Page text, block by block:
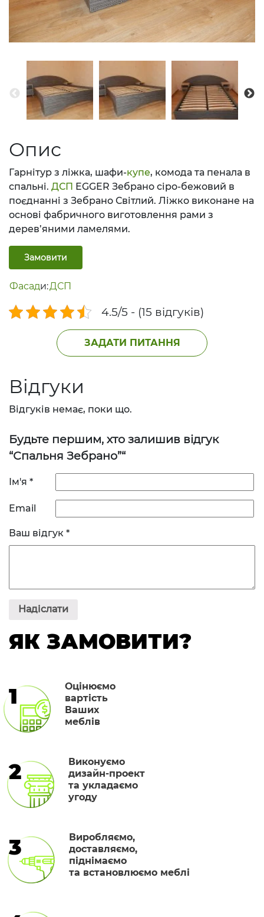
Опис
Гарнітур з ліжка, шафи-купе, комода та пенала в
спальні. ДСП EGGER Зебрано сіро-бежовий в
поєднанні з Зебрано Світлий. Ліжко виконане на
основі фабричного виготовлення рами з
дерев’яними ламелями.
Замовити
Фасади:ДСП
4.5/5 - (15 відгуків)
ЗАДАТИ ПИТАННЯ
Відгуки
Відгуків немає, поки що.
Будьте першим, хто залишив відгук
“Спальня Зебрано”“
Ім'я *
Email
Ваш відгук *
ЯК ЗАМОВИТИ?
1
Оцінюємо
вартість
Ваших
меблів
2
Виконуємо
дизайн-проект
та укладаємо
угоду
3
Виробляємо,
доставляємо,
піднімаємо
та встановлюємо меблі